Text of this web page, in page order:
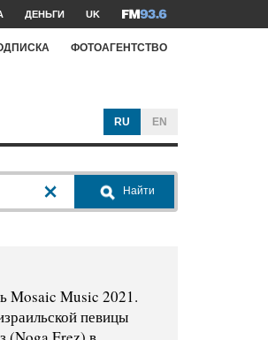
ДЕНЬГИ UK
ФОТОАГЕНТСТВО
RU EN
Найти
Mosaic Music 2021.
певицы